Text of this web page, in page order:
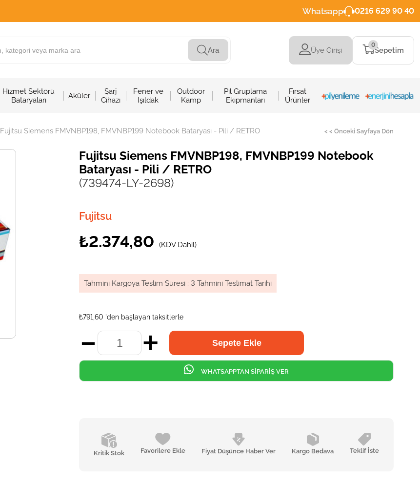
Whatsapp 0216 629 90 40
Ara Üye Girişi Sepetim
0
Hizmet Sektörü
Bataryaları
Aküler
Şarj
Cihazı
Fener ve
Işıldak
Outdoor
Kamp
Pil Gruplama
Ekipmanları
Fırsat
Ürünler
Fujitsu Siemens FMVNBP198, FMVNBP199 Notebook Bataryası - Pili / RETRO < < Önceki Sayfaya Dön
Fujitsu Siemens FMVNBP198, FMVNBP199 Notebook
Bataryası - Pili / RETRO
(739474-LY-2698)
Fujitsu
₺2.374,80 (KDV Dahil)
Tahmini Kargoya Teslim Süresi : 3 Tahmini Teslimat Tarihi
₺791,60 'den başlayan taksitlerle
Kritik Stok Favorilere Ekle Fiyat Düşünce Haber Ver Kargo Bedava Teklif İste
WHATSAPPTAN SİPARİŞ VER